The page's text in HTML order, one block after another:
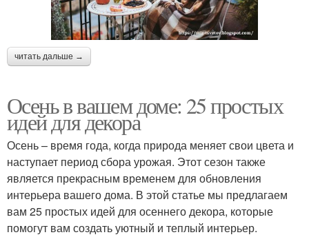
читать дальше →
Осень в вашем доме: 25 простых
идей для декора
Осень – время года, когда природа меняет свои цвета и
наступает период сбора урожая. Этот сезон также
является прекрасным временем для обновления
интерьера вашего дома. В этой статье мы предлагаем
вам 25 простых идей для осеннего декора, которые
помогут вам создать уютный и теплый интерьер.